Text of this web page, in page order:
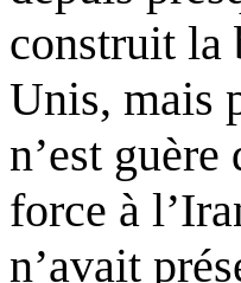
construit la
Unis, mais
n’est
force à
n’avait